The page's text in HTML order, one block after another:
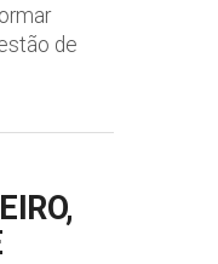
de